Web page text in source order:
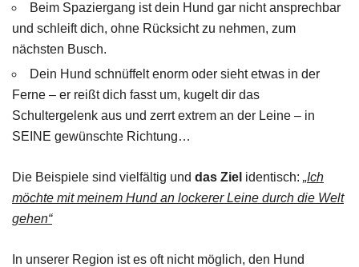
Beim Spaziergang ist dein Hund gar nicht ansprechbar
und schleift dich, ohne Rücksicht zu nehmen, zum
nächsten Busch.
Dein Hund schnüffelt enorm oder sieht etwas in der
Ferne – er reißt dich fasst um, kugelt dir das
Schultergelenk aus und zerrt extrem an der Leine – in
SEINE gewünschte Richtung…
Die Beispiele sind vielfältig und das Ziel identisch: „Ich
möchte mit meinem Hund an lockerer Leine durch die Welt
gehen“
In unserer Region ist es oft nicht möglich, den Hund